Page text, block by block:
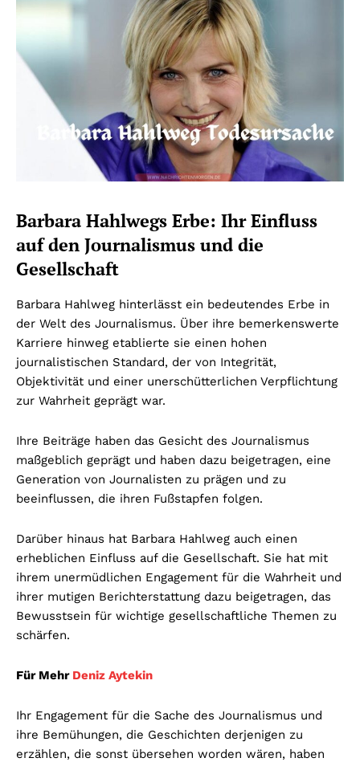
Barbara Hahlwegs Erbe: Ihr Einfluss
auf den Journalismus und die
Gesellschaft
Barbara Hahlweg hinterlässt ein bedeutendes Erbe in
der Welt des Journalismus. Über ihre bemerkenswerte
Karriere hinweg etablierte sie einen hohen
journalistischen Standard, der von Integrität,
Objektivität und einer unerschütterlichen Verpflichtung
zur Wahrheit geprägt war.
Ihre Beiträge haben das Gesicht des Journalismus
maßgeblich geprägt und haben dazu beigetragen, eine
Generation von Journalisten zu prägen und zu
beeinflussen, die ihren Fußstapfen folgen.
Darüber hinaus hat Barbara Hahlweg auch einen
erheblichen Einfluss auf die Gesellschaft. Sie hat mit
ihrem unermüdlichen Engagement für die Wahrheit und
ihrer mutigen Berichterstattung dazu beigetragen, das
Bewusstsein für wichtige gesellschaftliche Themen zu
schärfen.
Für Mehr Deniz Aytekin
Ihr Engagement für die Sache des Journalismus und
ihre Bemühungen, die Geschichten derjenigen zu
erzählen, die sonst übersehen worden wären, haben